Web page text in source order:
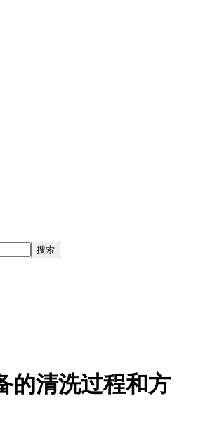
的清洗过程和方